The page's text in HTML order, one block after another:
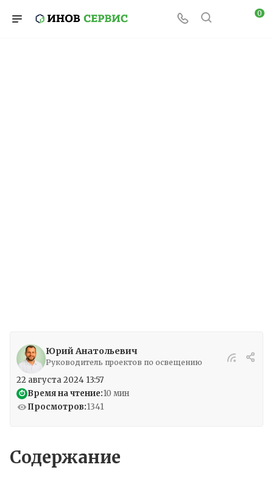
0
Юрий Анатольевич
Руководитель проектов по освещению
22 августа 2024 13:57
⏱ Время на чтение:10 мин
Просмотров:1341
Содержание